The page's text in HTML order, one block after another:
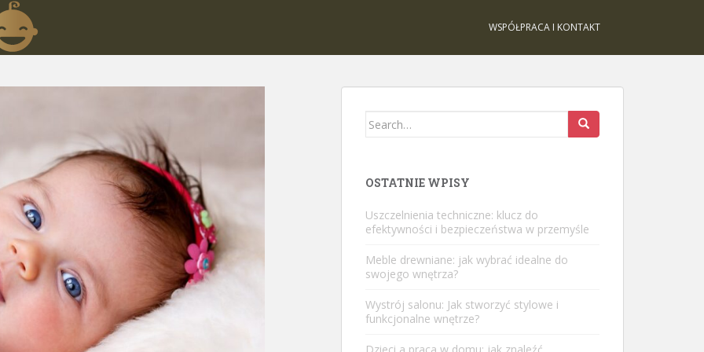
WSPÓŁPRACA I KONTAKT
Search
OSTATNIE WPISY
Uszczelnienia techniczne: klucz do
efektywności i bezpieczeństwa w przemyśle
Meble drewniane: jak wybrać idealne do
swojego wnętrza?
Wystrój salonu: Jak stworzyć stylowe i
funkcjonalne wnętrze?